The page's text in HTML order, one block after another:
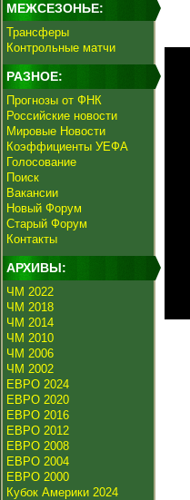
МЕЖСЕЗОНЬЕ:
Трансферы
Контрольные матчи
РАЗНОЕ:
Прогнозы от ФНК
Российские новости
Мировые Новости
Коэффициенты УЕФА
Голосование
Поиск
Вакансии
Новый Форум
Старый Форум
Контакты
АРХИВЫ:
ЧМ 2022
ЧМ 2018
ЧМ 2014
ЧМ 2010
ЧМ 2006
ЧМ 2002
ЕВРО 2024
ЕВРО 2020
ЕВРО 2016
ЕВРО 2012
ЕВРО 2008
ЕВРО 2004
ЕВРО 2000
Кубок Америки 2024